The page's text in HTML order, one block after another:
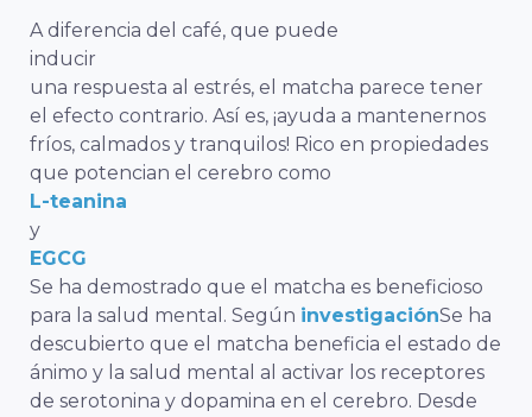
A diferencia del café, que puede
inducir
una respuesta al estrés, el matcha parece tener
el efecto contrario. Así es, ¡ayuda a mantenernos
fríos, calmados y tranquilos! Rico en propiedades
que potencian el cerebro como
L-teanina
y
EGCG
Se ha demostrado que el matcha es beneficioso
para la salud mental. Según investigaciónSe ha
descubierto que el matcha beneficia el estado de
ánimo y la salud mental al activar los receptores
de serotonina y dopamina en el cerebro. Desde